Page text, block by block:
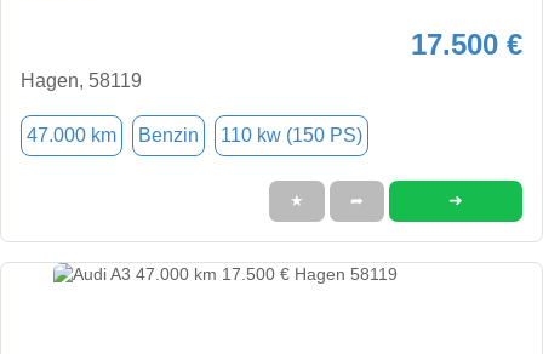
17.500 €
Hagen, 58119
47.000 km Benzin 110 kw (150 PS)
★ ➦ ➜